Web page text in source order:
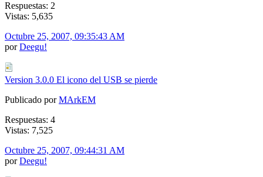
Respuestas: 2
Vistas: 5,635
Octubre 25, 2007, 09:35:43 AM
porDeegu!
Version 3.0.0 El icono del USB se pierde
Publicado porMArkEM
Respuestas: 4
Vistas: 7,525
Octubre 25, 2007, 09:44:31 AM
porDeegu!